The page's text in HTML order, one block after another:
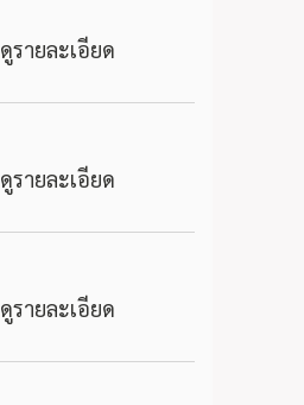
ดูรายละเอียด
ดูรายละเอียด
ดูรายละเอียด